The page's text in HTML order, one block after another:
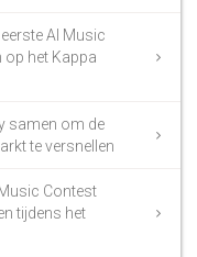
AI Music
op het Kappa
samen om de
te versnellen
Contest
tijdens het